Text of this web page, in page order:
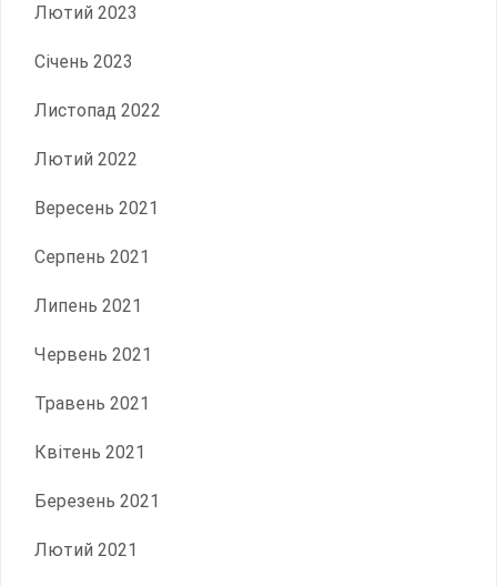
Лютий 2023
Січень 2023
Листопад 2022
Лютий 2022
Вересень 2021
Серпень 2021
Липень 2021
Червень 2021
Травень 2021
Квітень 2021
Березень 2021
Лютий 2021